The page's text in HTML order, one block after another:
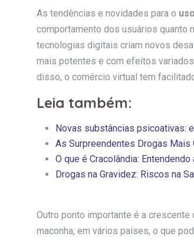
As tendências e novidades para o
comportamento dos usuários quanto
tecnologias digitais criam novos
mais potentes e com efeitos
disso, o comércio virtual tem
Leia também:
Novas substâncias psicoativas:
As Surpreendentes Drogas Mais
O que é Cracolândia: Entendendo
Drogas na Gravidez: Riscos na
Outro ponto importante é a
maconha, em vários países, o que